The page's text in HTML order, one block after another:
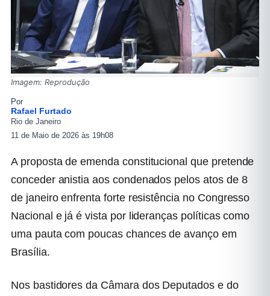
Imagem: Reprodução
Por
Rafael Furtado
Rio de Janeiro
11 de Maio de 2026 às 19h08
A proposta de emenda constitucional que pretende
conceder anistia aos condenados pelos atos de 8
de janeiro enfrenta forte resistência no Congresso
Nacional e já é vista por lideranças políticas como
uma pauta com poucas chances de avanço em
Brasília.
Nos bastidores da Câmara dos Deputados e do